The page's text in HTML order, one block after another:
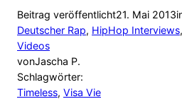
Beitrag veröffentlicht21. Mai 2013
Deutscher Rap, HipHop Interviews,
Videos
vonJascha P.
Schlagwörter:
Timeless, Visa Vie